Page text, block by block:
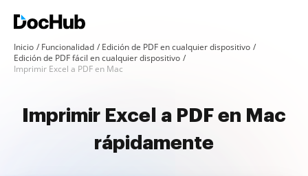
Inicio Funcionalidad
Edición de PDF en cualquier dispositivo
Edición de PDF fácil en cualquier dispositivo
Imprimir Excel a PDF en Mac
Imprimir Excel a PDF en Mac
rápidamente